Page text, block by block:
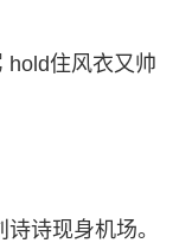
hold住风衣又帅
诗现身机场。